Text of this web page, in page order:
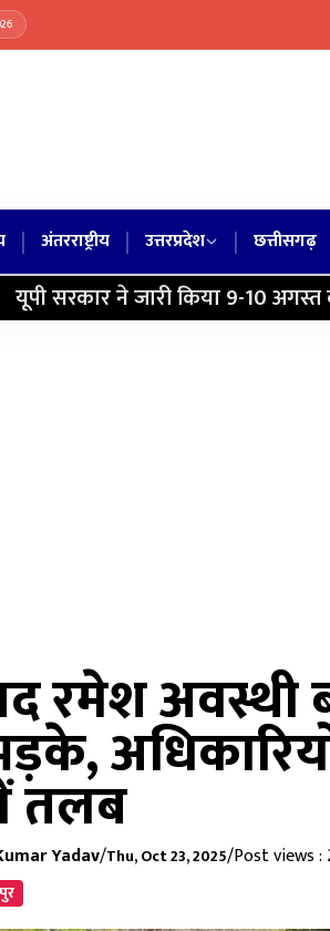
| अंतरराष्ट्रीय | उत्तरप्रदेश | छत्तीसगढ़
यूपी सरकार ने जारी किया 9-10 अगस्त
रमेश अवस्थी
तलब
Yadav/Thu, Oct 23, 2025/Post views :